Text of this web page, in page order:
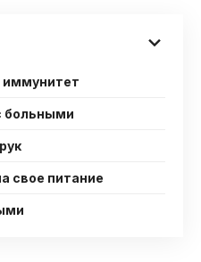
больными
свое питание